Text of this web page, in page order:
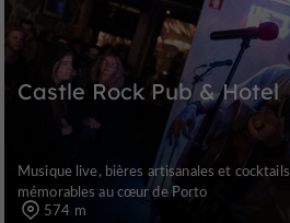
Castle Rock Pub & Hotel
Musique live, bières artisanales et cocktails
mémorables au cœur de Porto
574 m